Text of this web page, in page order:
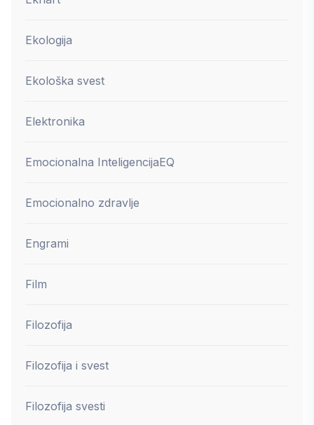
Ekologija
Ekološka svest
Elektronika
Emocionalna InteligencijaEQ
Emocionalno zdravlje
Engrami
Film
Filozofija
Filozofija i svest
Filozofija svesti